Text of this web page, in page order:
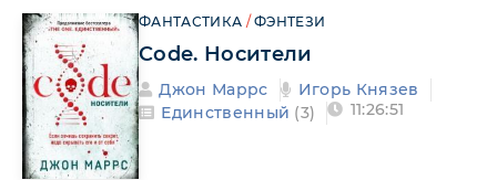
ФАНТАСТИКА /ФЭНТЕЗИ
Code. Носители
Джон Маррс
Игорь Князев
Единственный (3) 11:26:51